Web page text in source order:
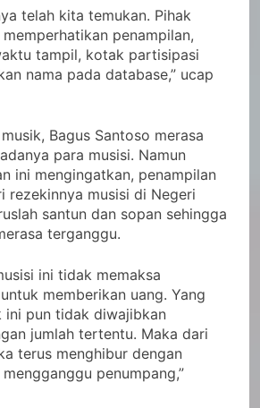
telah kita temukan. Pihak
penampilan,
tampil, kotak partisipasi
nama pada database,” ucap
Bagus Santoso merasa
para musisi. Namun
ini mengingatkan, penampilan
rezekinnya musisi di Negeri
santun dan sopan sehingga
terganggu.
ini tidak memaksa
memberikan uang. Yang
ini pun tidak diwajibkan
jumlah tertentu. Maka dari
terus menghibur dengan
penumpang,”